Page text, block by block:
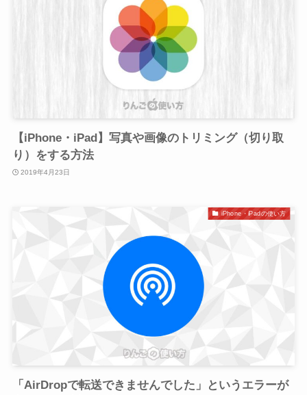
【iPhone・iPad】写真や画像のトリミング（切り取
り）をする方法
2019年4月23日
iPhone・iPadの使い方
「AirDropで転送できませんでした」というエラーが